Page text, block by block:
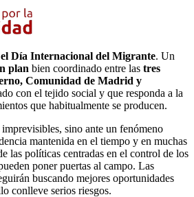
el Día Internacional del Migrante. Un
plan bien coordinado entre las tres
Comunidad de Madrid y
con el tejido social y que responda a la
que habitualmente se producen.
sino ante un fenómeno
mantenida en el tiempo y en muchas
las políticas centradas en el control de los
poner puertas al campo. Las
buscando mejores oportunidades
conlleve serios riesgos.